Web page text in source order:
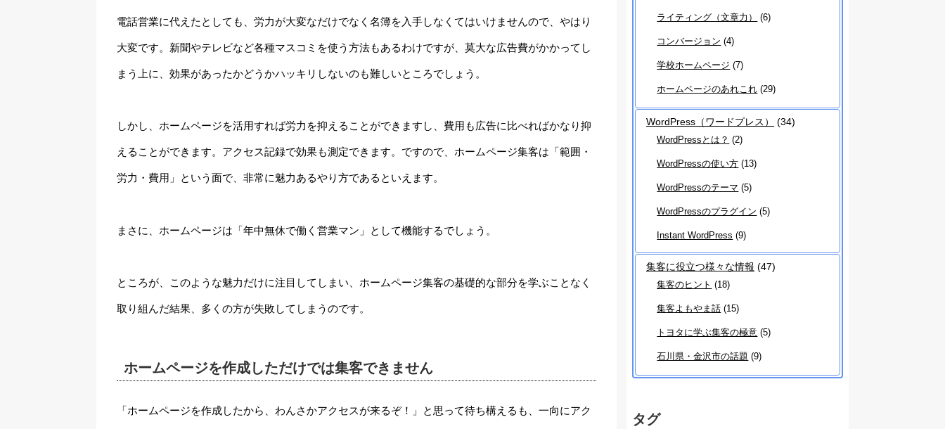
電話営業に代えたとしても、労力が大変なだけでなく名簿を入手しなくてはいけませんので、やはり
大変です。新聞やテレビなど各種マスコミを使う方法もあるわけですが、莫大な広告費がかかってし
まう上に、効果があったかどうかハッキリしないのも難しいところでしょう。
しかし、ホームページを活用すれば労力を抑えることができますし、費用も広告に比べればかなり抑
えることができます。アクセス記録で効果も測定できます。ですので、ホームページ集客は「範囲・
労力・費用」という面で、非常に魅力あるやり方であるといえます。
まさに、ホームページは「年中無休で働く営業マン」として機能するでしょう。
ところが、このような魅力だけに注目してしまい、ホームページ集客の基礎的な部分を学ぶことなく
取り組んだ結果、多くの方が失敗してしまうのです。
ホームページを作成しただけでは集客できません
「ホームページを作成したから、わんさかアクセスが来るぞ！」と思って待ち構えるも、一向にアク
ライティング（文章力） (6)
コンバージョン (4)
学校ホームページ (7)
ホームページのあれこれ (29)
WordPress（ワードプレス） (34)
WordPressとは？ (2)
WordPressの使い方 (13)
WordPressのテーマ (5)
WordPressのプラグイン (5)
Instant WordPress (9)
集客に役立つ様々な情報 (47)
集客のヒント (18)
集客よもやま話 (15)
トヨタに学ぶ集客の極意 (5)
石川県・金沢市の話題 (9)
タグ